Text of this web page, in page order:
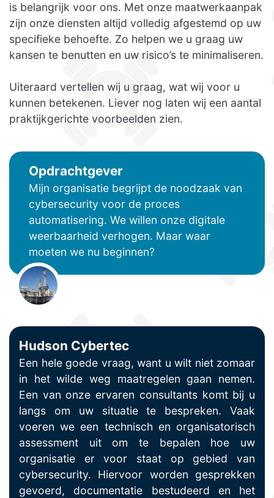
is belangrijk voor ons. Met onze maatwerkaanpak
zijn onze diensten altijd volledig afgestemd op uw
specifieke behoefte. Zo helpen we u graag uw
kansen te benutten en uw risico’s te minimaliseren.
Uiteraard vertellen wij u graag, wat wij voor u
kunnen betekenen. Liever nog laten wij een aantal
praktijkgerichte voorbeelden zien.
Opdrachtgever
Mijn organisatie begrijpt de noodzaak van
cybersecurity voor de proces
automatisering. We willen onze digitale
weerbaarheid verhogen. Maar waar
moeten we nu beginnen?
Hudson Cybertec
Een hele goede vraag, want u wilt niet zomaar
in het wilde weg maatregelen gaan nemen.
Een van onze ervaren consultants komt bij u
langs om uw situatie te bespreken. Vaak
voeren we een technisch en organisatorisch
assessment uit om te bepalen hoe uw
organisatie er voor staat op gebied van
cybersecurity. Hiervoor worden gesprekken
gevoerd, documentatie bestudeerd en het